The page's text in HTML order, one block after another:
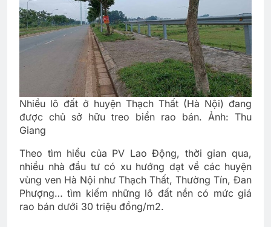
Nhiều lô đất ở huyện Thạch Thất (Hà Nội) đang
được chủ sở hữu treo biển rao bán. Ảnh: Thu
Giang
Theo tìm hiểu của PV Lao Động, thời gian qua,
nhiều nhà đầu tư có xu hướng dạt về các huyện
vùng ven Hà Nội như Thạch Thất, Thường Tín, Đan
Phượng… tìm kiếm những lô đất nền có mức giá
rao bán dưới 30 triệu đồng/m2.